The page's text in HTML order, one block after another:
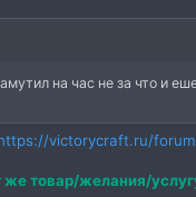
на час не за что и
victorycraft.ru/
товар/желания/